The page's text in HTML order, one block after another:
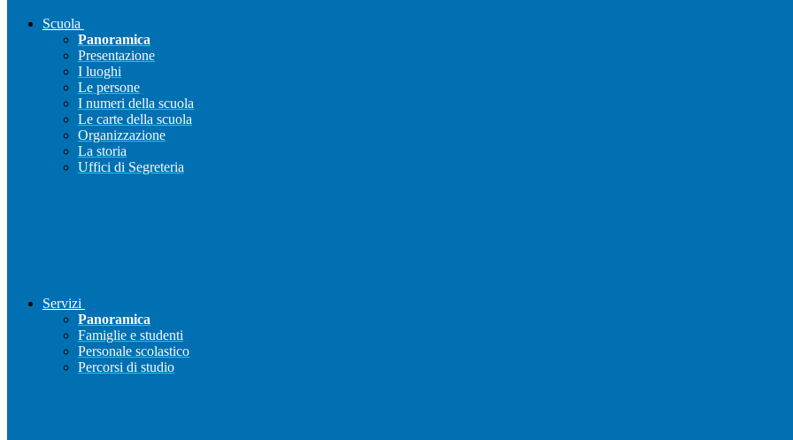
Scuola
Panoramica
Presentazione
I luoghi
Le persone
I numeri della scuola
Le carte della scuola
Organizzazione
La storia
Uffici di Segreteria
Servizi
Panoramica
Famiglie e studenti
Personale scolastico
Percorsi di studio